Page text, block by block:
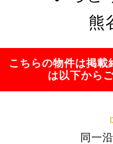
熊
こちらの物件は掲
は以下から
同一